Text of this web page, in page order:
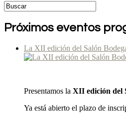
Próximos eventos
La XII edición del Salón
Presentamos la XII edición del
Ya está abierto el plazo de